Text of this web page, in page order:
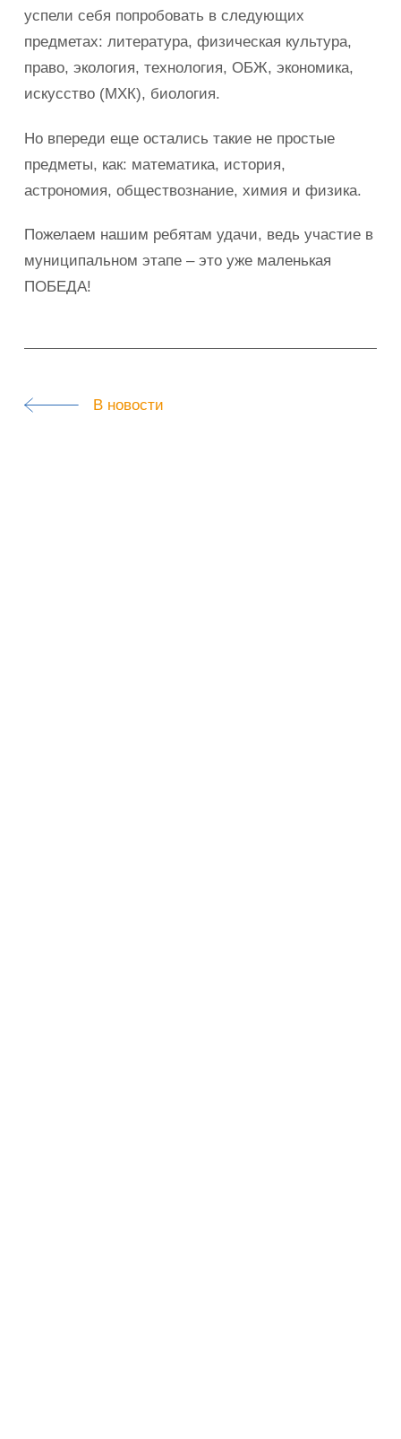
успели себя попробовать в следующих
предметах: литература, физическая культура,
право, экология, технология, ОБЖ, экономика,
искусство (МХК), биология.
Но впереди еще остались такие не простые
предметы, как: математика, история,
астрономия, обществознание, химия и физика.
Пожелаем нашим ребятам удачи, ведь участие в
муниципальном этапе – это уже маленькая
ПОБЕДА!
В новости